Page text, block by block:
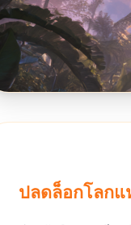
ปลดล็อกโลกแ